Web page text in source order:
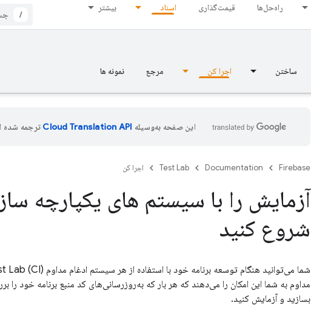
راه‌حل‌ها قیمت‌گذاری اسناد بیشتر
/
ساختن اجرا کن مرجع نمونه ها
این صفحه به‌وسیله ترجمه شده
Firebase
Documentation
Test Lab اجرا کن
شروع کنید
شما می‌توانید هنگام توسعه برنامه خود با استفاده از هر سیستم ادغام مداوم (CI) Lab
مداوم به شما این امکان را می‌دهند که هر بار که به‌روزرسانی‌های کد منبع برنامه خود را
بسازید و آزمایش کنید.